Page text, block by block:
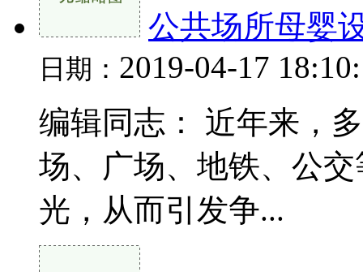
公共场所母婴
日期： 2019-04-17
编辑同志： 近年来，
场、广场、地铁、公
光，从而引发争...